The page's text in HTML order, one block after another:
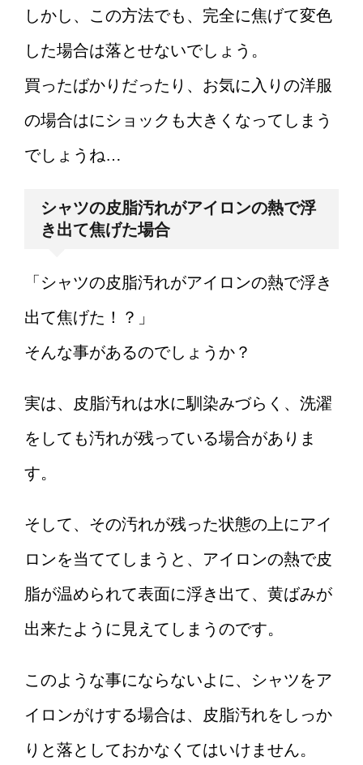
しかし、この方法でも、完全に焦げて変色
した場合は落とせないでしょう。
買ったばかりだったり、お気に入りの洋服
の場合はにショックも大きくなってしまう
でしょうね…
シャツの皮脂汚れがアイロンの熱で浮
き出て焦げた場合
「シャツの皮脂汚れがアイロンの熱で浮き
出て焦げた！？」
そんな事があるのでしょうか？
実は、皮脂汚れは水に馴染みづらく、洗濯
をしても汚れが残っている場合がありま
す。
そして、その汚れが残った状態の上にアイ
ロンを当ててしまうと、アイロンの熱で皮
脂が温められて表面に浮き出て、黄ばみが
出来たように見えてしまうのです。
このような事にならないよに、シャツをア
イロンがけする場合は、皮脂汚れをしっか
りと落としておかなくてはいけません。